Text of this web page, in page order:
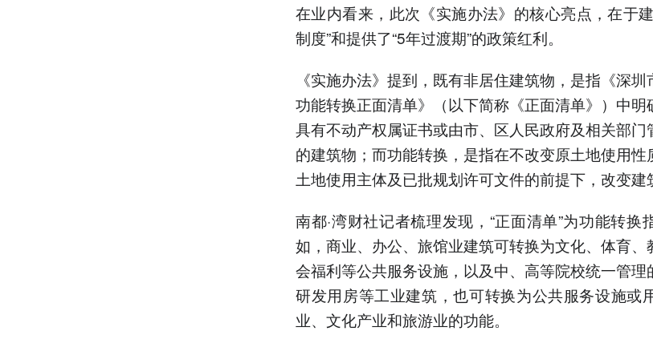
在业内看来，此次《实施办法》的核心亮点，在于
制度”和提供了“5年过渡期”的政策红利。
《实施办法》提到，既有非居住建筑物，是指《深
功能转换正面清单》（以下简称《正面清单》）中明
具有不动产权属证书或由市、区人民政府及相关部门
的建筑物；而功能转换，是指在不改变原土地使用性
土地使用主体及已批规划许可文件的前提下，改变建
南都·湾财社记者梳理发现，“正面清单”为功能转换
如，商业、办公、旅馆业建筑可转换为文化、体育、
会福利等公共服务设施，以及中、高等院校统一管理
研发用房等工业建筑，也可转换为公共服务设施或
业、文化产业和旅游业的功能。